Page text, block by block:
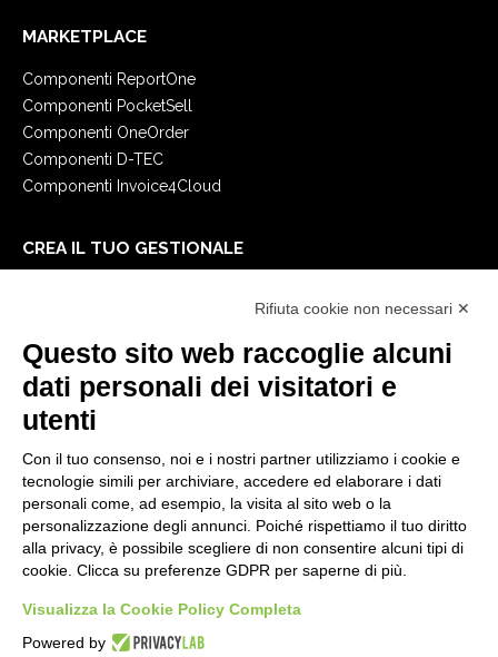
MARKETPLACE
Componenti ReportOne
Componenti PocketSell
Componenti OneOrder
Componenti D-TEC
Componenti Invoice4Cloud
CREA IL TUO GESTIONALE
E-Book
Blog
NOTE LEGALI
Informative Privacy
Security Policy
Documentazione contrattuale e GDPR
Condizioni generali di fornitura
Condizioni di vendita
Condizioni del servizio di supporto
Impostazioni cookie
Rifiuta cookie non necessari ✕
Questo sito web raccoglie alcuni
dati personali dei visitatori e
utenti
Con il tuo consenso, noi e i nostri partner utilizziamo i cookie e
tecnologie simili per archiviare, accedere ed elaborare i dati
personali come, ad esempio, la visita al sito web o la
personalizzazione degli annunci. Poiché rispettiamo il tuo diritto
alla privacy, è possibile scegliere di non consentire alcuni tipi di
cookie. Clicca su preferenze GDPR per saperne di più.
Visualizza la Cookie Policy Completa
Powered by